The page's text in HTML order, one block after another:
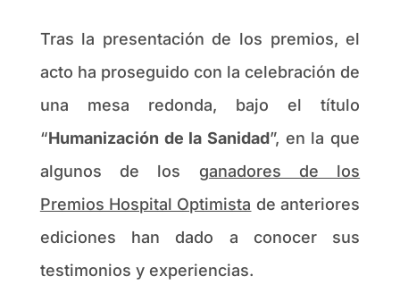
Tras la presentación de los premios, el
acto ha proseguido con la celebración de
una mesa redonda, bajo el título
“Humanización de la Sanidad”, en la que
algunos de los ganadores de los
Premios Hospital Optimista de anteriores
ediciones han dado a conocer sus
testimonios y experiencias.